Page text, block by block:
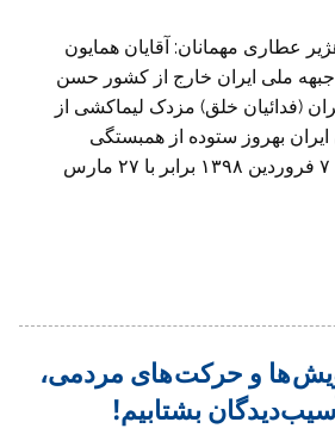
عطاری مهمانان: آقایان همایون
ملی ایران خارج از کشور حسن
(فدائیان خلق) مزدک لیماکشی از
بهروز ستوده از همبستگی
جمهوری خواهان ایران ۷ فروردین ۱۳۹۸ برابر با ۲۷ مارس
ها و حرکت های مردمی،
بشتابيم!